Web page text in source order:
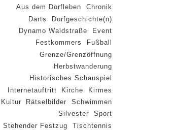
Aus dem Dorfleben
Chronik
Darts
Dorfgeschichte(n)
Dynamo Waldstraße
Event
Festkommers
Fußball
Grenze/Grenzöffnung
Herbstwanderung
Historisches Schauspiel
Internetauftritt
Kirche
Kirmes
Kultur
Rätselbilder
Schwimmen
Silvester
Sport
Stehender Festzug
Tischtennis